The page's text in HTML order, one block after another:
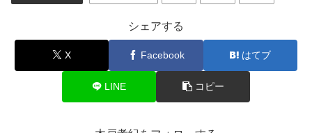
シェアする
X Facebook はてブ
LINE コピー